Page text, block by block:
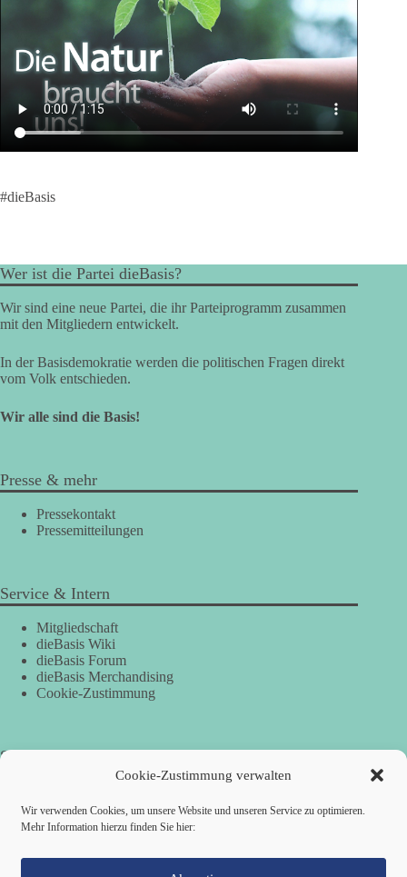
Cookie-Zustimmung verwalten
Wir verwenden Cookies, um unsere Website und unseren Service zu optimieren.
Mehr Information hierzu finden Sie hier:
#dieBasis
Wer ist die Partei dieBasis?
Wir sind eine neue Partei, die ihr Parteiprogramm zusammen
mit den Mitgliedern entwickelt.
In der Basisdemokratie werden die politischen Fragen direkt
vom Volk entschieden.
Wir alle sind die Basis!
Presse & mehr
Pressekontakt
Pressemitteilungen
Service & Intern
Mitgliedschaft
dieBasis Wiki
dieBasis Forum
dieBasis Merchandising
Cookie-Zustimmung
Spenden
Basisdemokratische Partei SV Köln
IBAN: DE26 3705 0198 1935 7729 78